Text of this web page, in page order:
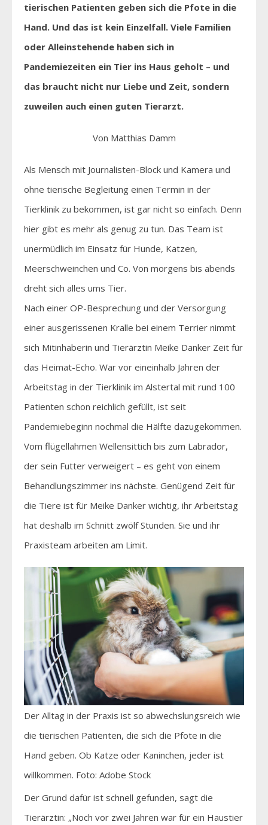
tierischen Patienten geben sich die Pfote in die
Hand. Und das ist kein Einzelfall. Viele Familien
oder Alleinstehende haben sich in
Pandemiezeiten ein Tier ins Haus geholt – und
das braucht nicht nur Liebe und Zeit, sondern
zuweilen auch einen guten Tierarzt.
Von Matthias Damm
Als Mensch mit Journalisten-Block und Kamera und
ohne tierische Begleitung einen Termin in der
Tierklinik zu bekommen, ist gar nicht so einfach. Denn
hier gibt es mehr als genug zu tun. Das Team ist
unermüdlich im Einsatz für Hunde, Katzen,
Meerschweinchen und Co. Von morgens bis abends
dreht sich alles ums Tier.
Nach einer OP-Besprechung und der Versorgung
einer ausgerissenen Kralle bei einem Terrier nimmt
sich Mitinhaberin und Tierärztin Meike Danker Zeit für
das Heimat-Echo. War vor eineinhalb Jahren der
Arbeitstag in der Tierklinik im Alstertal mit rund 100
Patienten schon reichlich gefüllt, ist seit
Pandemiebeginn nochmal die Hälfte dazugekommen.
Vom flügellahmen Wellensittich bis zum Labrador,
der sein Futter verweigert – es geht von einem
Behandlungszimmer ins nächste. Genügend Zeit für
die Tiere ist für Meike Danker wichtig, ihr Arbeitstag
hat deshalb im Schnitt zwölf Stunden. Sie und ihr
Praxisteam arbeiten am Limit.
Der Alltag in der Praxis ist so abwechslungsreich wie
die tierischen Patienten, die sich die Pfote in die
Hand geben. Ob Katze oder Kaninchen, jeder ist
willkommen. Foto: Adobe Stock
Der Grund dafür ist schnell gefunden, sagt die
Tierärztin: „Noch vor zwei Jahren war für ein Haustier